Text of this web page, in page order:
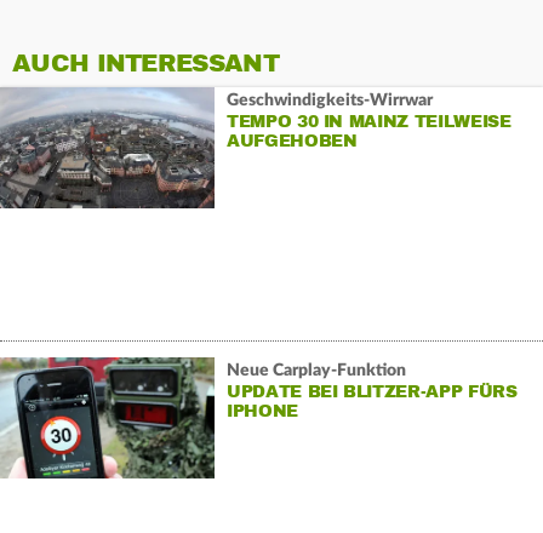
AUCH INTERESSANT
Geschwindigkeits-Wirrwar
TEMPO 30 IN MAINZ TEILWEISE
AUFGEHOBEN
Neue Carplay-Funktion
UPDATE BEI BLITZER-APP FÜRS
IPHONE